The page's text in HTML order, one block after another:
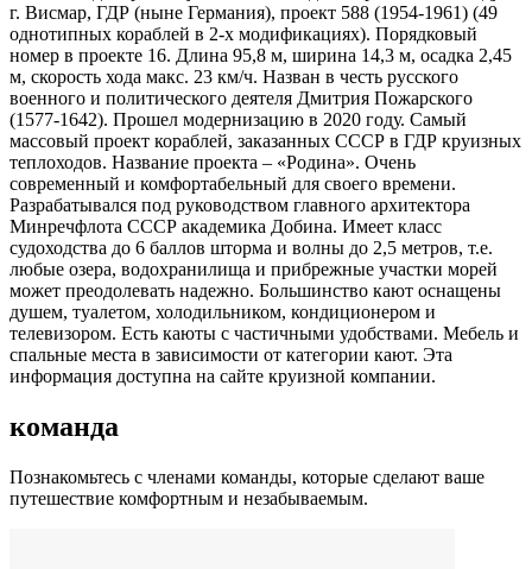
г. Висмар, ГДР (ныне Германия), проект 588 (1954-1961) (49
однотипных кораблей в 2-х модификациях). Порядковый
номер в проекте 16. Длина 95,8 м, ширина 14,3 м, осадка 2,45
м, скорость хода макс. 23 км/ч. Назван в честь русского
военного и политического деятеля Дмитрия Пожарского
(1577-1642). Прошел модернизацию в 2020 году. Самый
массовый проект кораблей, заказанных СССР в ГДР круизных
теплоходов. Название проекта – «Родина». Очень
современный и комфортабельный для своего времени.
Разрабатывался под руководством главного архитектора
Минречфлота СССР академика Добина. Имеет класс
судоходства до 6 баллов шторма и волны до 2,5 метров, т.е.
любые озера, водохранилища и прибрежные участки морей
может преодолевать надежно. Большинство кают оснащены
душем, туалетом, холодильником, кондиционером и
телевизором. Есть каюты с частичными удобствами. Мебель и
спальные места в зависимости от категории кают. Эта
информация доступна на сайте круизной компании.
команда
Познакомьтесь с членами команды, которые сделают ваше
путешествие комфортным и незабываемым.